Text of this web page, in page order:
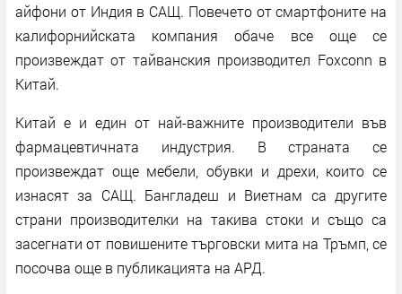
айфони от Индия в САЩ. Повечето от смартфоните на
калифорнийската компания обаче все още се
произвеждат от тайванския производител Foxconn в
Китай.
Китай е и един от най-важните производители във
фармацевтичната индустрия. В страната се
произвеждат още мебели, обувки и дрехи, които се
изнасят за САЩ. Бангладеш и Виетнам са другите
страни производителки на такива стоки и също са
засегнати от повишените търговски мита на Тръмп, се
посочва още в публикацията на АРД.